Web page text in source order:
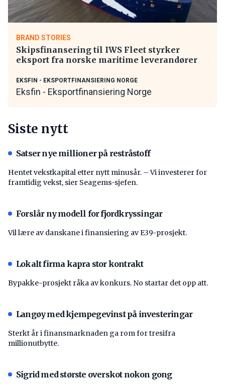
BRAND STORIES
Skipsfinansering til IWS Fleet styrker
eksport fra norske maritime leverandører
EKSFIN - EKSPORTFINANSIERING NORGE
Eksfin - Eksportfinansiering Norge
Siste nytt
Satser nye millioner på restråstoff
Hentet vekstkapital etter nytt minusår. – Vi investerer for
framtidig vekst, sier Seagems-sjefen.
Forslår ny modell for fjordkryssingar
Vil lære av danskane i finansiering av E39-prosjekt.
Lokalt firma kapra stor kontrakt
Bypakke-prosjekt råka av konkurs. No startar det opp att.
Langøy med kjempegevinst på investeringar
Sterkt år i finansmarknaden ga rom for tresifra
millionutbytte.
Sigrid med største overskot nokon gong